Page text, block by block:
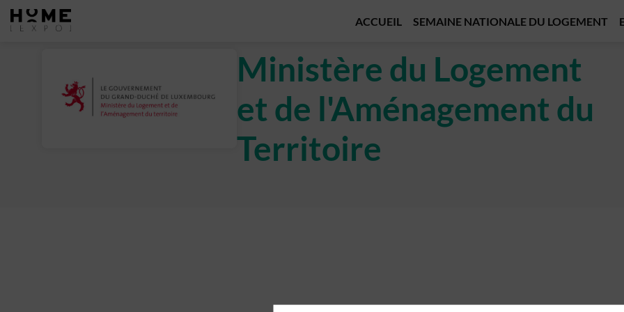
ACCUEIL SEMAINE NATIONALE DU LOGEMENT
Ministère du Logement
et de l'Aménagement du
Territoire